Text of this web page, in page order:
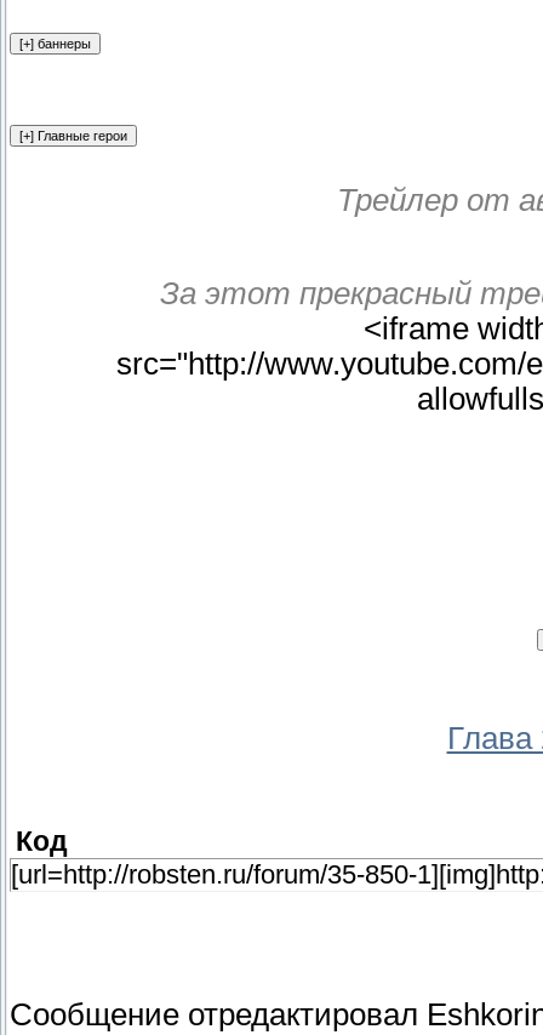
Трейлер от
За этот прекрасный
<iframe
src="http://www.youtube.com/
Код
[url=http://robsten.ru/forum/35-850-
Сообщение отредактировал